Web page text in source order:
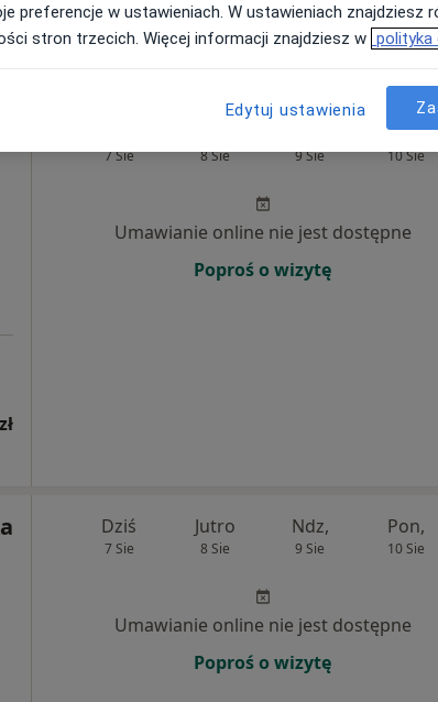
7 Sie 8 Sie 9 Sie
Pon,
10 Sie
Umawianie online nie jest dostępne
Poproś o wizytę
Dziś
7 Sie
Jutro
8 Sie
Ndz,
9 Sie
Pon,
10 Sie
Umawianie online nie jest dostępne
Poproś o wizytę
preferencje w ustawieniach. W ustawieniach znajdziesz
stron trzecich. Więcej informacji znajdziesz w polityka
Edytuj ustawienia